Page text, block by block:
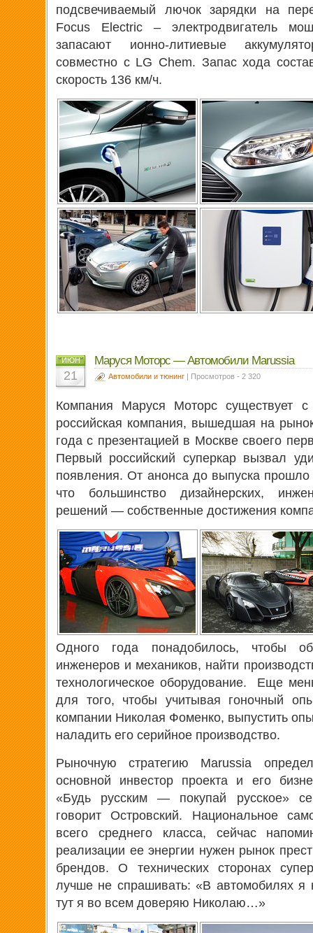
подсвечиваемый лючок зарядки на
Focus Electric – электродвигатель
запасают ионно-литиевые
совместно с LG Chem. Запас хода
скорость 136 км/ч.
ИЮН
21
Маруся Моторс — Автомобили Marussia
Автомобили и тюнинг | Просмотров - 2 320
Компания Маруся Моторc существует
российская компания, вышедшая на
года c презентацией в Москве своего
Первый российский суперкар вызвал
появления. От анонса до выпуска
что большинство дизайнерских,
решений — собственные достижения
Одного года понадобилось, чтобы
инженеров и механиков, найти
технологическое оборудование. Еще
для того, чтобы учитывая гоночный
компании Николая Фоменко, выпустить
наладить его серийное производство.
Рыночную стратегию Marussia
основной инвестор проекта и его
«Будь русским — покупай русское»
говорит Островский. Национальное
всего среднего класса, сейчас
реализации ее энергии нужен рынок
брендов. О технических сторонах
лучше не спрашивать: «В автомобилях я
тут я во всем доверяю Николаю…»